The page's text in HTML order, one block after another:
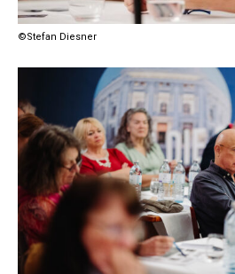
©Stefan Diesner